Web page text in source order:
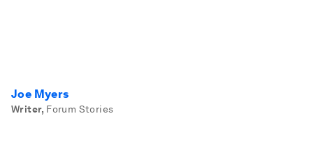
Joe Myers
Writer, Forum Stories